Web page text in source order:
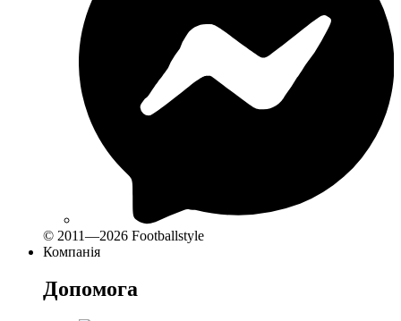
© 2011—2026 Footballstyle
Компанія
Допомога